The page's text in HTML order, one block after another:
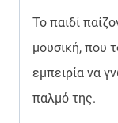
Το παιδί
μουσική, που
εμπειρία να
παλμό της.